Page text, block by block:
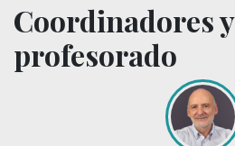
Coordinadores y
profesorado